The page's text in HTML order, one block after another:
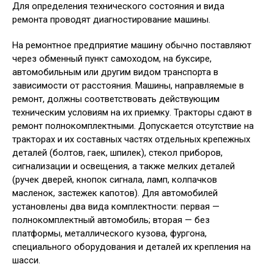
Для определения технического состояния и вида
ремонта проводят диагностирование машины.
На ремонтное предприятие машину обычно поставляют
через обменный пункт самоходом, на буксире,
автомобильным или другим видом транспорта в
зависимости от расстояния. Машины, направляемые в
ремонт, должны соответствовать действующим
техническим условиям на их приемку. Тракторы сдают в
ремонт полнокомплектными. Допускается отсутствие на
тракторах и их составных частях отдельных крепежных
деталей (болтов, гаек, шпилек), стекол приборов,
сигнализации и освещения, а также мелких деталей
(ручек дверей, кнопок сигнала, ламп, колпачков
масленок, застежек капотов). Для автомобилей
установлены два вида комплектности: первая —
полнокомплектный автомобиль; вторая — без
платформы, металлического кузова, фургона,
специального оборудования и деталей их крепления на
шасси.